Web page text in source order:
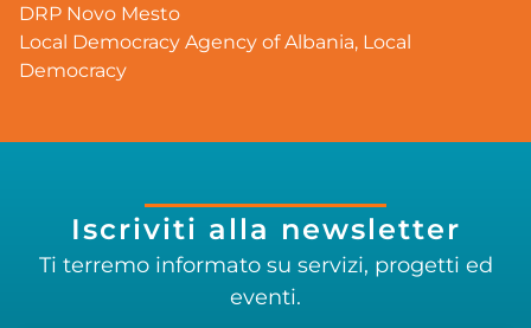
DRP Novo Mesto
Local Democracy Agency of Albania, Local
Democracy
Iscriviti alla newsletter
Ti terremo informato su servizi, progetti ed
eventi.